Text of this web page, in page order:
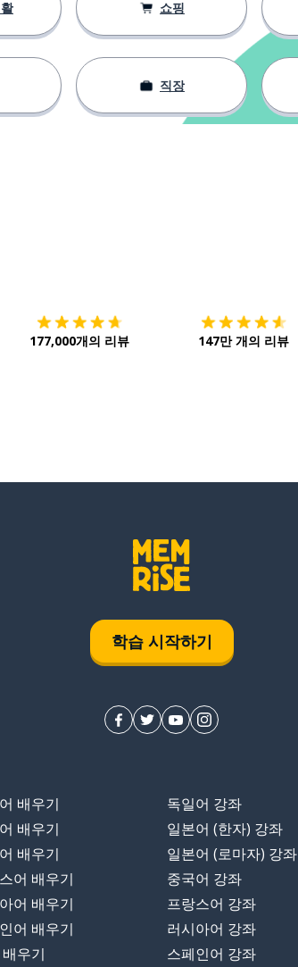
쇼핑
직장
177,000개의 리뷰 147만 개의 리뷰
학습 시작하기
배우기
배우기
배우기
어 배우기
어 배우기
어 배우기
우기
독일어 강좌
일본어 (한자) 강좌
일본어 (로마자) 강좌
중국어 강좌
프랑스어 강좌
러시아어 강좌
스페인어 강좌